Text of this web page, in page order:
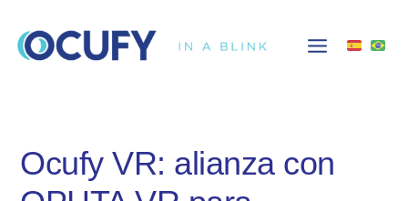
Ocufy VR: alianza con